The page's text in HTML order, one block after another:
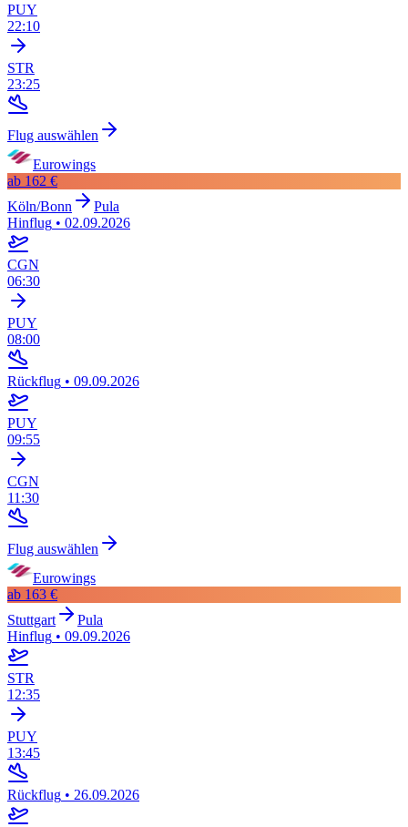
PUY
22:10
STR
23:25
Flug auswählen
Eurowings
ab 162 €
Köln/Bonn
Pula
Hinflug • 02.09.2026
CGN
06:30
PUY
08:00
Rückflug • 09.09.2026
PUY
09:55
CGN
11:30
Flug auswählen
Eurowings
ab 163 €
Stuttgart
Pula
Hinflug • 09.09.2026
STR
12:35
PUY
13:45
Rückflug • 26.09.2026